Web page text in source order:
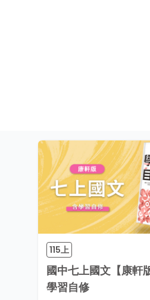
115上
國中七上國文【康軒
學習自修